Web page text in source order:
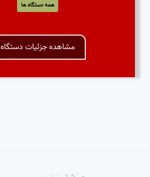
همه دستگاه ها
مشاهده جزئیات دستگاه